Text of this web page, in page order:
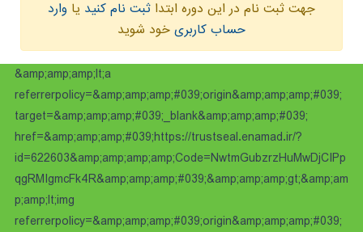
جهت ثبت نام در این دوره ابتدا ثبت نام کنید یا وارد
حساب کاربری خود شوید
&amp;amp;amp;lt;a
referrerpolicy=&amp;amp;amp;#039;origin&amp;amp;amp;#039;
target=&amp;amp;amp;#039;_blank&amp;amp;amp;#039;
href=&amp;amp;amp;#039;https://trustseal.enamad.ir/?
id=622603&amp;amp;amp;amp;Code=NwtmGubzrzHuMwDjCIPp
qgRMIgmcFk4R&amp;amp;amp;#039;&amp;amp;amp;gt;&amp;am
p;amp;lt;img
referrerpolicy=&amp;amp;amp;#039;origin&amp;amp;amp;#039;